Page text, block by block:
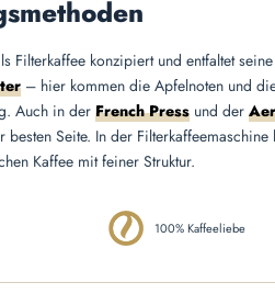
Filterkaffee konzipiert und entfaltet
– hier kommen die Apfelnoten und
Auch in derFrench Pressund der
besten Seite. In der Filterkaffeemaschine
Kaffee mit feiner Struktur.
100% Kaffeeliebe